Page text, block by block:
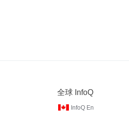
全球 InfoQ
InfoQ En